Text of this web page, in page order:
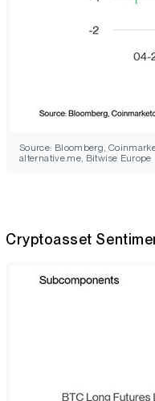
Source: Bloomberg,
alternative.me, Bitwise Europe
Cryptoasset